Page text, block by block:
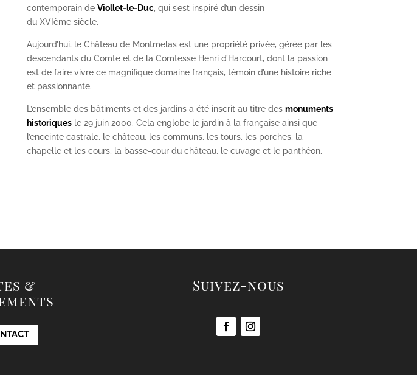
contemporain de Viollet-le-Duc, qui s’est inspiré d’un dessin
du XVI èmesiècle.
Aujourd’hui, le Château de Montmelas est une propriété privée, gérée par les
descendants du Comte et de la Comtesse Henri d’Harcourt, dont la passion
est de faire vivre ce magnifique domaine français, témoin d’une histoire riche
et passionnante.
L’ensemble des bâtiments et des jardins a été inscrit au titre des monuments
historiquesle 29 juin 2000. Cela englobe le jardin à la française ainsi que
l’enceinte castrale, le château, les communs, les tours, les porches, la
chapelle et les cours, la basse-cour du château, le cuvage et le panthéon.
&
Suivez-nous